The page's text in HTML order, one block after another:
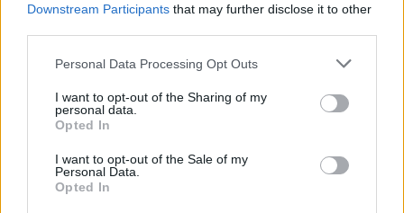
Downstream Participants that may further disclose it to other
Personal Data Processing Opt Outs
I want to opt-out of the Sharing of my
personal data.
Opted In
I want to opt-out of the Sale of my
Personal Data.
Opted In
ΣΤΗΝ ΙΔΙΑ ΚΑΤΗΓΟΡΙΑ
Ο Σταμάτης Γονίδης στον
Οινοφόρο για μια μεγάλη λαϊκή
βραδιά
Ο δημοφιλής ερμηνευτής έρχεται
στη Λέσβο το Σάββατο 15
Αυγούστου για μια εμφάνιση με
τις μεγαλύτερες επιτυχίες της
πολυετούς καριέρας του